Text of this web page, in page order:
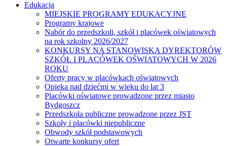
Edukacja
MIEJSKIE PROGRAMY EDUKACYJNE
Programy krajowe
Nabór do przedszkoli, szkół i placówek oświatowych
na rok szkolny 2026/2027
KONKURSY NA STANOWISKA DYREKTORÓW
SZKÓŁ I PLACÓWEK OŚWIATOWYCH W 2026
ROKU
Oferty pracy w placówkach oświatowych
Opieka nad dziećmi w wieku do lat 3
Placówki oświatowe prowadzone przez miasto
Bydgoszcz
Przedszkola publiczne prowadzone przez JST
Szkoły i placówki niepubliczne
Obwody szkół podstawowych
Otwarte konkursy ofert